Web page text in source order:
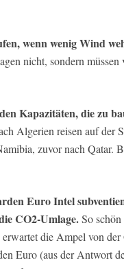
wenn wenig Wind
nicht, sondern müssen
Kapazitäten, die zu
Algerien reisen auf der
zuvor nach Qatar.
Euro Intel
CO2-Umlage.So
die Ampel von der
Euro (aus der Antwort